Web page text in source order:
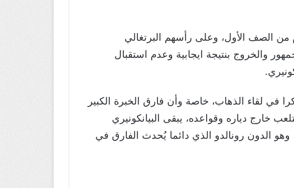
الصف الأول، وعلى رأسهم البرتغالي
والخروج بنتيجة ايجابية وعدم استقبال
في لقاء الذهاب، خاصة وأن فارق الخبرة الكبير
خارج دياره وقواعده، يبقى البيانكونيري
الدون رونالدو الذي دائما يُحدث الفارق في